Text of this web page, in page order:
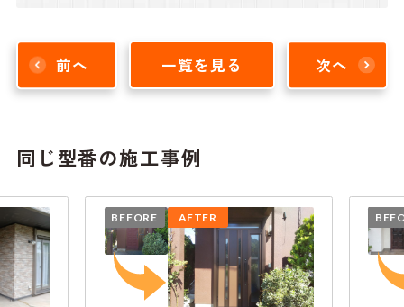
前へ 一覧を見る 次へ
同じ型番の施工事例
BEFORE AFTER